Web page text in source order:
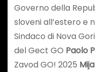
Governo della
sloveni all’estero e
Sindaco di Nova
del Gect GO Paolo
Zavod GO! 2025